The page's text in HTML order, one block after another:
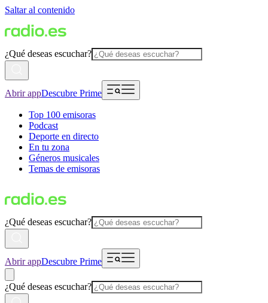
Saltar al contenido
¿Qué deseas escuchar?
Abrir appDescubre Prime
Top 100 emisoras
Podcast
Deporte en directo
En tu zona
Géneros musicales
Temas de emisoras
¿Qué deseas escuchar?
Abrir appDescubre Prime
¿Qué deseas escuchar?